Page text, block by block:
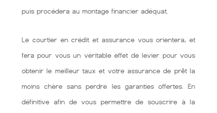
puis procédera au montage financier adéquat.
Le courtier en crédit et assurance vous orientera, et
fera pour vous un véritable effet de levier pour vous
obtenir le meilleur taux et votre assurance de prêt la
moins chère sans perdre les garanties offertes. En
définitive afin de vous permettre de souscrire à la